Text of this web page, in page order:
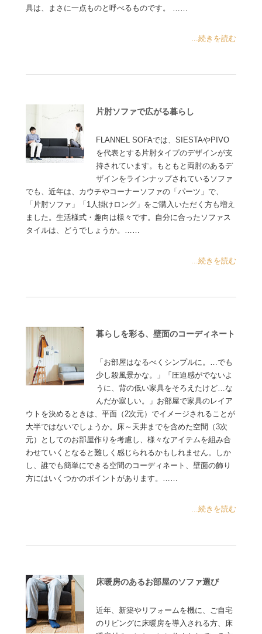
具は、まさに一点ものと呼べるものです。 ……
...続きを読む
片肘ソファで広がる暮らし
FLANNEL SOFAでは、SIESTAやPIVO
を代表とする片肘タイプのデザインが支
持されています。もともと両肘のあるデ
ザインをラインナップされているソファ
でも、近年は、カウチやコーナーソファの「パーツ」で、
「片肘ソファ」「1人掛けロング」をご購入いただく方も増え
ました。生活様式・趣向は様々です。自分に合ったソファス
タイルは、どうでしょうか。……
...続きを読む
暮らしを彩る、壁面のコーディネート
「お部屋はなるべくシンプルに。…でも
少し殺風景かな。」「圧迫感がでないよ
うに、背の低い家具をそろえたけど…な
んだか寂しい。」お部屋で家具のレイア
ウトを決めるときは、平面（2次元）でイメージされることが
大半ではないでしょうか。床～天井までを含めた空間（3次
元）としてのお部屋作りを考慮し、様々なアイテムを組み合
わせていくとなると難しく感じられるかもしれません。しか
し、誰でも簡単にできる空間のコーディネート、壁面の飾り
方にはいくつかのポイントがあります。……
...続きを読む
床暖房のあるお部屋のソファ選び
近年、新築やリフォームを機に、ご自宅
のリビングに床暖房を導入される方、床